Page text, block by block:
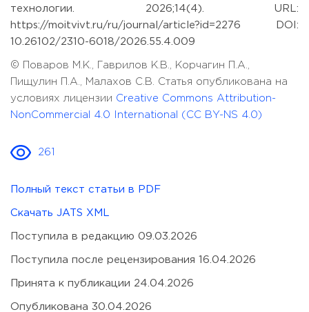
технологии. 2026;14(4). URL:
https://moitvivt.ru/ru/journal/article?id=2276 DOI:
10.26102/2310-6018/2026.55.4.009
© Поваров М.К., Гаврилов К.В., Корчагин П.А.,
Пищулин П.А., Малахов С.В. Статья опубликована на
условиях лицензии Creative Commons Attribution-
NonCommercial 4.0 International (CC BY-NS 4.0)
261
Полный текст статьи в PDF
Скачать JATS XML
Поступила в редакцию 09.03.2026
Поступила после рецензирования 16.04.2026
Принята к публикации 24.04.2026
Опубликована 30.04.2026